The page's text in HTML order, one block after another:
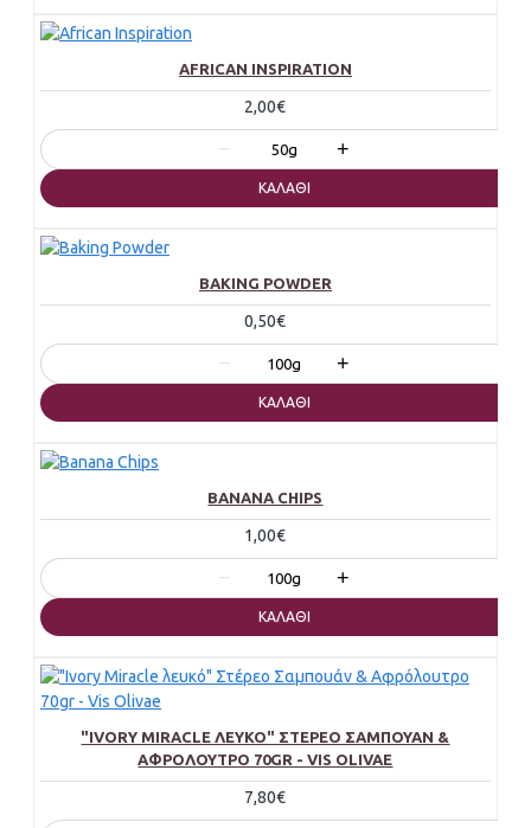
AFRICAN INSPIRATION
2,00€
− 50g +
ΚΑΛΆΘΙ
BAKING POWDER
0,50€
− 100g +
ΚΑΛΆΘΙ
BANANA CHIPS
1,00€
− 100g +
ΚΑΛΆΘΙ
"IVORY MIRACLE ΛΕΥΚΌ" ΣΤΈΡΕΟ ΣΑΜΠΟΥΆΝ &
ΑΦΡΌΛΟΥΤΡΟ 70GR - VIS OLIVAE
7,80€